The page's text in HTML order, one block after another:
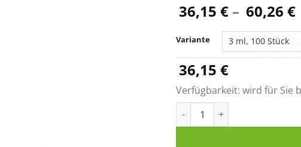
36,15 € – 60,26 €
Variante
36,15 €
Verfügbarkeit: wird für Sie